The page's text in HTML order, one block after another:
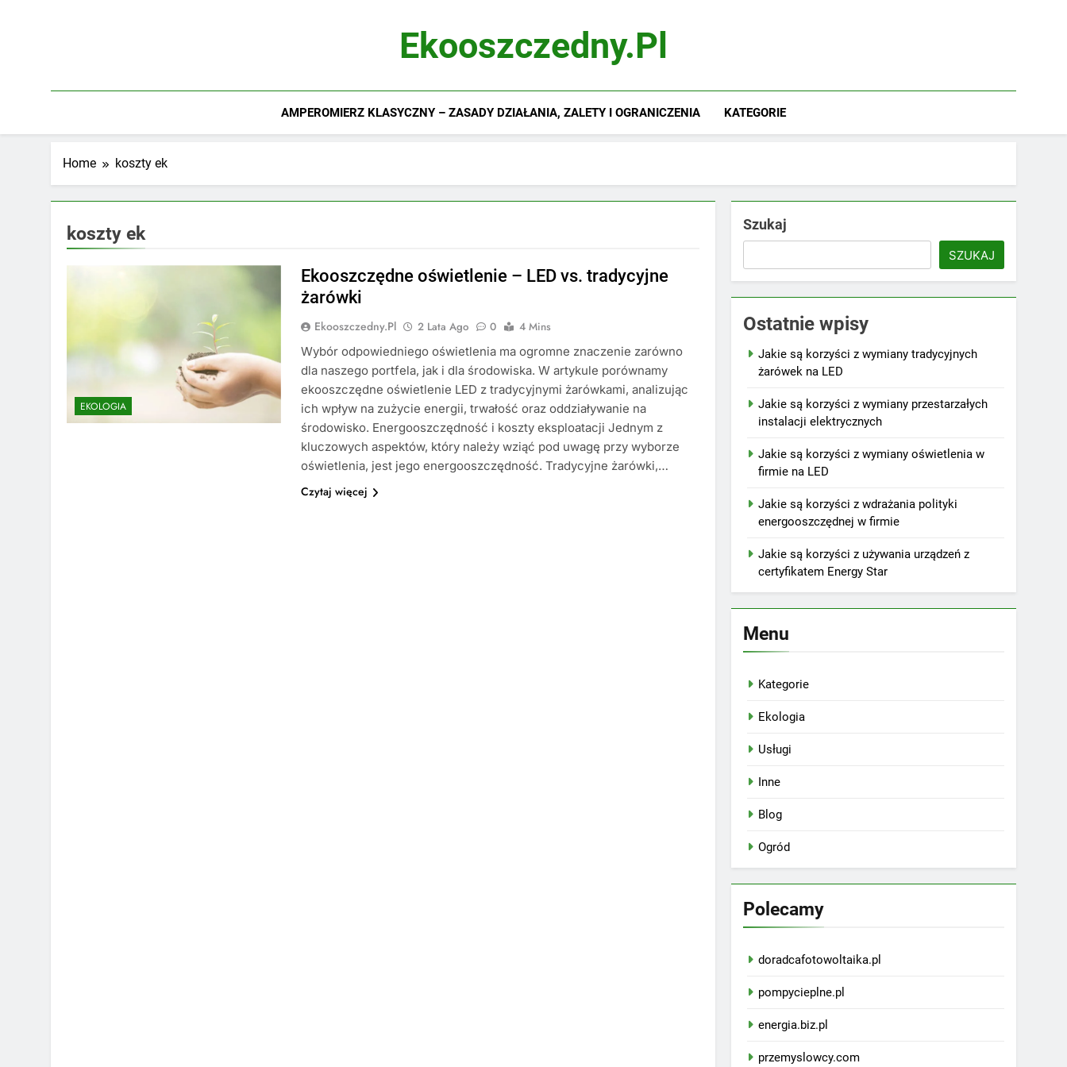
Ekooszczedny.pl
AMPEROMIERZ KLASYCZNY – ZASADY DZIAŁANIA, ZALETY I OGRANICZENIA KATEGORIE
Home koszty ek
koszty ek
EKOLOGIA
Ekooszczędne oświetlenie – LED vs. tradycyjne
żarówki
Ekooszczedny.pl 2 Lata Ago 0
4 Mins
Wybór odpowiedniego oświetlenia ma ogromne znaczenie zarówno
dla naszego portfela, jak i dla środowiska. W artykule porównamy
ekooszczędne oświetlenie LED z tradycyjnymi żarówkami, analizując
ich wpływ na zużycie energii, trwałość oraz oddziaływanie na
środowisko. Energooszczędność i koszty eksploatacji Jednym z
kluczowych aspektów, który należy wziąć pod uwagę przy wyborze
oświetlenia, jest jego energooszczędność. Tradycyjne żarówki,…
Czytaj więcej
Szukaj
SZUKAJ
Ostatnie wpisy
Jakie są korzyści z wymiany tradycyjnych
żarówek na LED
Jakie są korzyści z wymiany przestarzałych
instalacji elektrycznych
Jakie są korzyści z wymiany oświetlenia w
firmie na LED
Jakie są korzyści z wdrażania polityki
energooszczędnej w firmie
Jakie są korzyści z używania urządzeń z
certyfikatem Energy Star
Menu
Kategorie
Ekologia
Usługi
Inne
Blog
Ogród
Polecamy
doradcafotowoltaika.pl
pompycieplne.pl
energia.biz.pl
przemyslowcy.com